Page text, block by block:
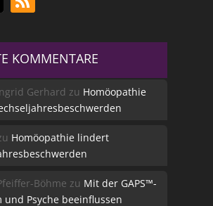
KOMMENTARE
Gerhard zu Homöopathie
Homöopathie lindert
Böhme zu Mit der GAPS™-
und Psyche beeinflussen